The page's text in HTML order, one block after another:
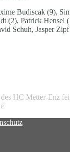
Budiscak (9),
(2), Patrick Hensel
Schuh, Jasper Zipf
HC Metter-Enz